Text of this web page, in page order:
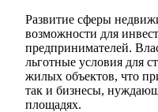
Развитие сферы
возможности для
предпринимателей.
льготные условия для
жилых объектов, что
так и бизнесы,
площадях.